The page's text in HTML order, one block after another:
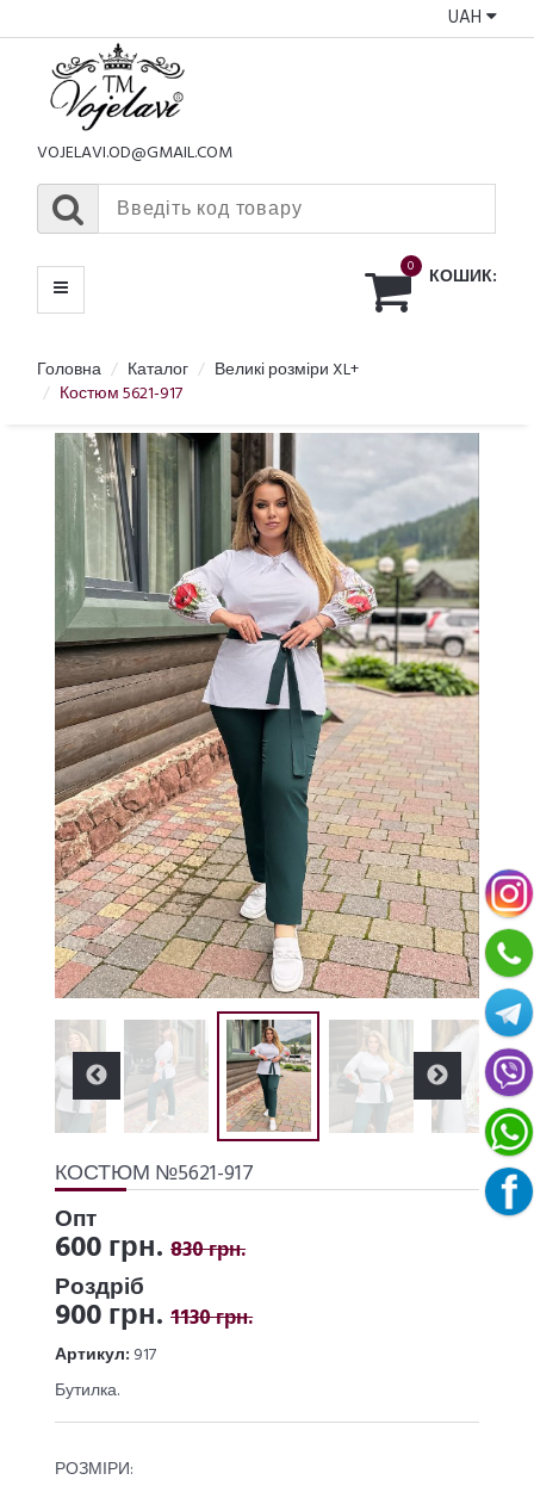
UAH
VOJELAVI.OD@GMAIL.COM
0 КОШИК:
МЕНЮ
Головна Каталог
Великі розміри XL+
Костюм 5621-917
КОСТЮМ №5621-917
Опт
600 грн. 830 грн.
Роздріб
900 грн. 1130 грн.
Артикул: 917
Бутилка.
РОЗМІРИ: